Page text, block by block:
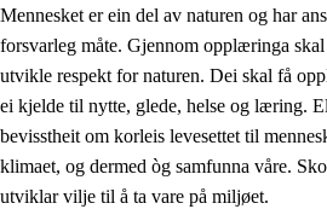
1. Verdigrunnlaget i opplæringa
Mennesket er ein del av naturen og har
forsvarleg måte. Gjennom opplæringa
utvikle respekt for naturen. Dei skal få
ei kjelde til nytte, glede, helse og læring.
bevisstheit om korleis levesettet til
klimaet, og dermed òg samfunna våre.
utviklar vilje til å ta vare på miljøet.